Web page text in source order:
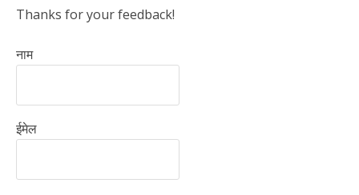
Thanks for your feedback!
नाम
ईमेल